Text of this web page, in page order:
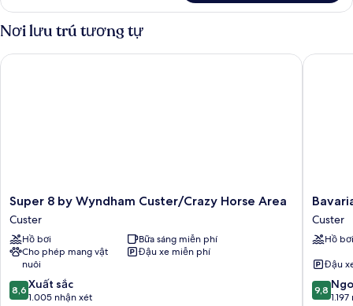
Mobility
Accessible
King
Bed
Room(Bathtub)
Nơi lưu trú tương tự
Super
8
by
Wyndham
Custer/Crazy
Horse
Area
Custer
Super 8 by Wyndham Custer/Crazy Horse Area
Custer
Hồ bơi
Bữa sáng miễn phí
Cho phép mang vật
nuôi
Đậu xe miễn phí
8.6
trên
8,6 Xuất sắc
1.005 nhận xét
Super 8 by Wyndham Custer/Crazy Horse Area
Bavarian
Inn
Black
Hills
Custer
Hồ bơi
Đậu
9.8
trên
9,8